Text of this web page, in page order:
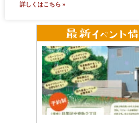
詳しくはこちら »